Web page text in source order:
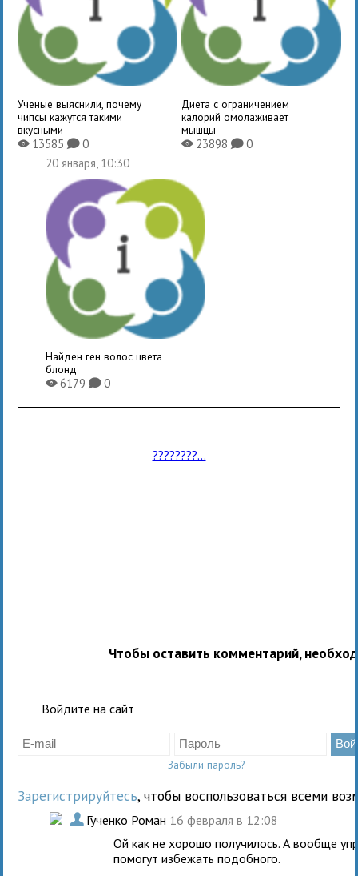
Ученые выяснили, почему
чипсы кажутся такими
вкусными
X13585K0
Диета с ограничением
калорий омолаживает
мышцы
X23898 K0
20 января, 10:30
Найден ген волос цвета
блонд
X6179K0
????????...
Чтобы оставить комментарий,
Войдите на сайт
Забыли пароль?
Зарегистрируйтесь, чтобы воспользоваться всеми
. Гученко Роман 16 февраля в 12:08
Ой как не хорошо получилось. А вообще
помогут избежать подобного.